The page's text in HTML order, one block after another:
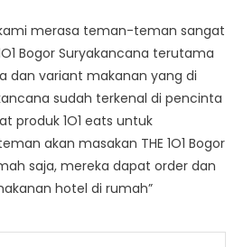
merasa teman-teman sangat
Bogor Suryakancana terutama
dan variant makanan yang di
sudah terkenal di pencinta
produk 1O1 eats untuk
akan masakan THE 1O1 Bogor
saja, mereka dapat order dan
hotel di rumah”